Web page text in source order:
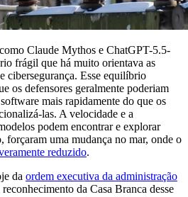
Claude Mythos e ChatGPT-5.5-
frágil que há muito orientava as
cibersegurança. Esse equilíbrio
os defensores geralmente poderiam
mais rapidamente do que os
las. A velocidade e a
podem encontrar e explorar
forçaram uma mudança no mar, onde o
reduzido.
da ordem executiva da administração
da Casa Branca desse